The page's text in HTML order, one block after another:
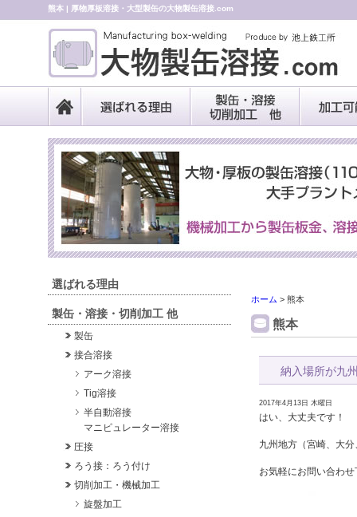
熊本 | 厚物厚板溶接・大型製缶の大物製缶溶接.com
ホーム > 熊本
熊本
納入場所が九
2017年4月13日 木曜日
はい、大丈夫です！
九州地方（宮崎、大
お気軽にお問い合わ
選ばれる理由
製缶・溶接・切削加工 他
製缶
接合溶接
アーク溶接
Tig溶接
半自動溶接
マニピュレーター溶接
圧接
ろう接：ろう付け
切削加工・機械加工
旋盤加工